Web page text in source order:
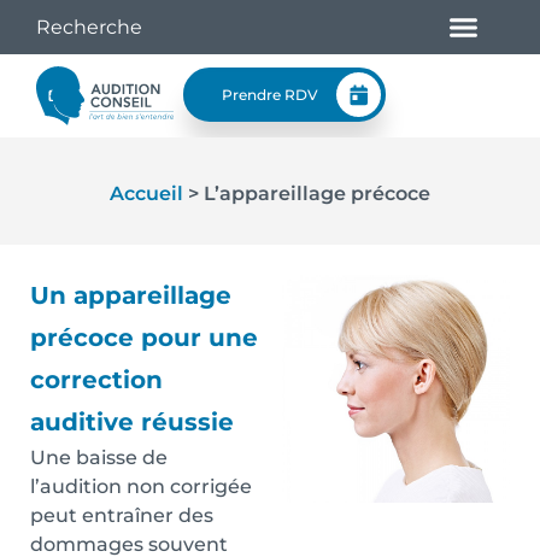
Prendre RDV
Accueil > L’appareillage précoce
Un appareillage
précoce pour une
correction
auditive réussie
Une baisse de
l’audition non corrigée
peut entraîner des
dommages souvent